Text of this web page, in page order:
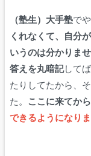
（塾生）大手塾で
くれなくて、自分
いうのは分かりま
答えを丸暗記してば
たりしてたから、
た。 ここに来てから
できるようになり